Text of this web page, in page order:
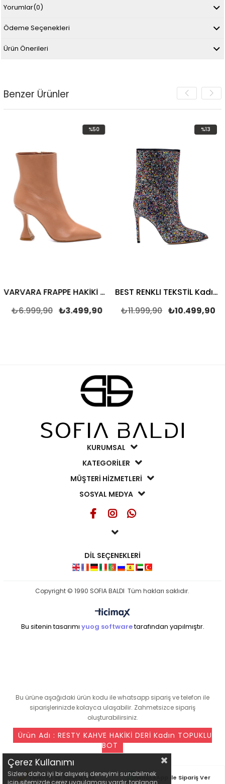
Yorumlar(0)
Ödeme Seçenekleri
Ürün Önerileri
Benzer Ürünler
VARVARA FRAPPE HAKİKİ DERİ Kadın TOPUKLU BOT
₺3.499,90
₺6.999,90
%50
BEST RENKLI TEKSTİL Kadın TOPUKLU BOT
₺10.499,90
₺11.999,90
%13
KURUMSAL
KATEGORİLER
MÜŞTERİ HİZMETLERİ
SOSYAL MEDYA
DİL SEÇENEKLERİ
Copyright © 1990 SOFIA BALDI Tüm hakları saklıdır.
Bu sitenin tasarımı yuog softwaretarafından yapılmıştır.
Çerez Kullanımı
Sizlere daha iyi bir alışveriş deneyimi sunabilmek
için sitemizde çerez uygulaması vardır, toplanan
Bu ürüne aşağıdaki ürün kodu ile whatsapp sipariş ve telefon ile
siparişlerinizde kolayca ulaşabilir. Zahmetsizce sipariş
oluşturabilirsiniz.
Ürün Adı : RESTY KAHVE HAKİKİ DERİ Kadın TOPUKLU
BOT
WhatsApp ile Sipariş Ver
Telefon ile Sipariş Ver